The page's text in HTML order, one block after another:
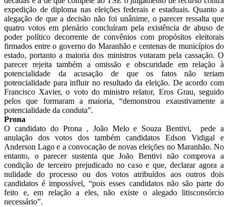
expedição de diploma nas eleições federais e estaduais. Quanto a
alegação de que a decisão não foi unânime, o parecer ressalta que
quatro votos em plenário concluíram pela existência de abuso de
poder político decorrente de convênios com propósitos eleitorais
firmados entre o governo do Maranhão e centenas de municípios do
estado, portanto a maioria dos ministros votaram pela cassação. O
parecer rejeita também a omissão e obscuridade em relação à
potencialidade da acusação de que os fatos não teriam
potencialidade para influir no resultado da eleição. De acordo com
Francisco Xavier, o voto do ministro relator, Eros Grau, seguido
pelos que formaram a maioria, “demonstrou exaustivamente a
potencialidade da conduta”.
Prona
O candidato do Prona , João Melo e Souza Bentivi, pede a
anulação dos votos dos também candidatos Edson Vidigal e
Anderson Lago e a convocação de novas eleições no Maranhão. No
entanto, o parecer sustenta que João Bentivi não comprova a
condição de terceiro prejudicado no caso e que, declarar agora a
nulidade do processo ou dos votos atribuídos aos outros dois
candidatos é impossível, “pois esses candidatos não são parte do
feito e, em relação a eles, não existe o alegado litisconsórcio
necessário”.